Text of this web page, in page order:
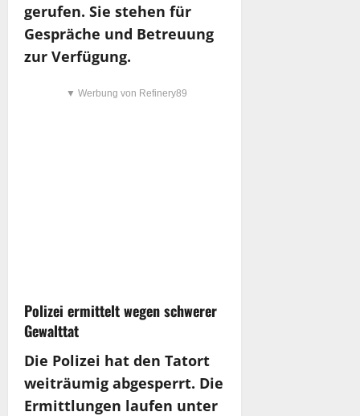
gerufen. Sie stehen für
Gespräche und Betreuung
zur Verfügung.
▼ Werbung von Refinery89
Polizei ermittelt wegen schwerer
Gewalttat
Die Polizei hat den Tatort
weiträumig abgesperrt. Die
Ermittlungen laufen unter